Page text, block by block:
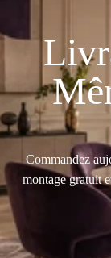
Commandez
montage gratuit